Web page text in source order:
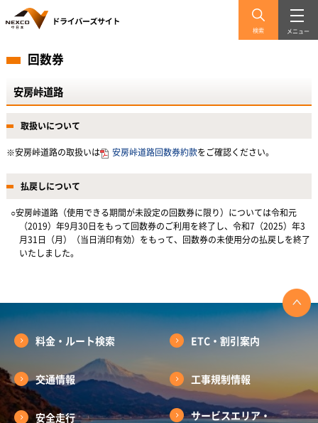
検索 メニュー
回数券
安房峠道路
取扱いについて
※安房峠道路の取扱いは 安房峠道路回数券約款をご確認ください。
払戻しについて
○安房峠道路（使用できる期間が未設定の回数券に限り）については令和元
（2019）年9月30日をもって回数券のご利用を終了し、令和7（2025）年3
月31日（月）（当日消印有効）をもって、回数券の未使用分の払戻しを終了
いたしました。
料金・ルート検索 ETC・割引案内
交通情報 工事規制情報
安全走行
サービスエリア・